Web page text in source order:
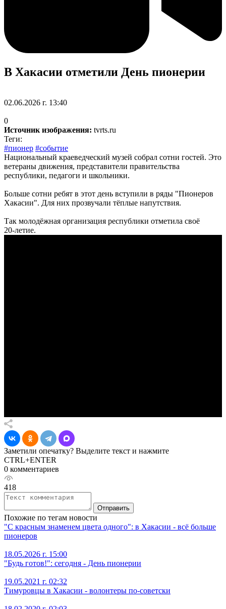
В Хакасии отметили День пионерии
02.06.2026 г. 13:40
0
Источник изображения: tvrts.ru
Теги:
#пионер #событие
Национальный краеведческий музей собрал сотни гостей. Это
ветераны движения, представители правительства
республики, педагоги и школьники.
Больше сотни ребят в этот день вступили в ряды "Пионеров
Хакасии". Для них прозвучали тёплые напутствия.
Так молодёжная организация республики отметила своё
20‑летие.
Заметили опечатку? Выделите текст и нажмите
CTRL+ENTER
0 комментариев
418
Отправить
Похожие по тегам новости
"С красным знаменем цвета одного": в Хакасии - всё больше
пионеров
18.05.2026 г. 15:00
"Будь готов!": сегодня - День пионерии
19.05.2021 г. 02:32
Тимуровцы в Хакасии - волонтеры по-советски